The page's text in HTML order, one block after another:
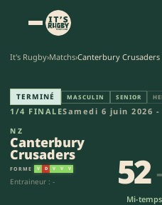
It's Rugby›Matchs›Canterbury Crusaders
Canterbury
TERMINÉ MASCULIN SENIOR
1/4 FINALESamedi 6 juin 2026 -
NZ
Canterbury
Crusaders
FORME V D V V V
Entraineur : - 52
Mi-